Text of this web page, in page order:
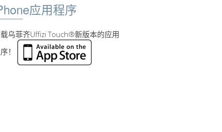
应用程序
乌菲齐Uffizi Touch®新版本的应用
！